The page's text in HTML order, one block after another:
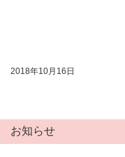
2018年10月16日
お知らせ